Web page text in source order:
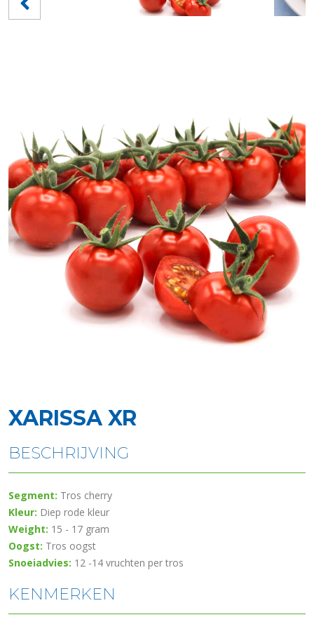
XARISSA XR
BESCHRIJVING
Segment: Tros cherry
Kleur: Diep rode kleur
Weight: 15 - 17 gram
Oogst: Tros oogst
Snoeiadvies: 12 -14 vruchten per tros
KENMERKEN